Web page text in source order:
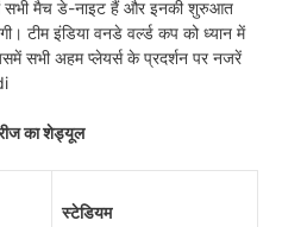
सभी मैच डे-नाइट हैं और इनकी शुरुआत
टीम इंडिया वनडे वर्ल्ड कप को ध्यान में
सभी अहम प्लेयर्स के प्रदर्शन पर नजरें
का शेड्यूल
स्टेडियम